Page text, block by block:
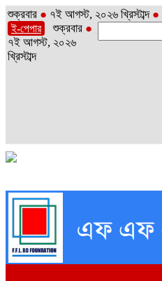
শুক্রবার ● ৭ই আগস্ট, ২০২৬ খ্রিস্টাব্দ ●
ই-পেপার শুক্রবার ●
৭ই আগস্ট, ২০২৬
খ্রিস্টাব্দ